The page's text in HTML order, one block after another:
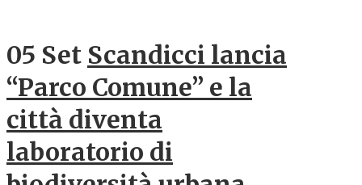
05 Set Scandicci lancia
“Parco Comune” e la
città diventa
laboratorio di